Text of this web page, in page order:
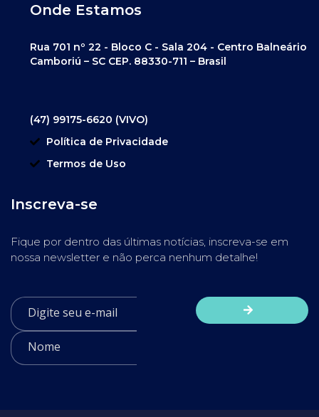
Onde Estamos
Rua 701 nº 22 - Bloco C - Sala 204 - Centro Balneário
Camboriú – SC CEP. 88330-711 – Brasil
(47) 99175-6620 (VIVO)
Política de Privacidade
Termos de Uso
Inscreva-se
Fique por dentro das últimas notícias, inscreva-se em
nossa newsletter e não perca nenhum detalhe!